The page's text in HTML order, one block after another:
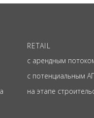
RETAIL
с арендным
с потенциальным
на этапе